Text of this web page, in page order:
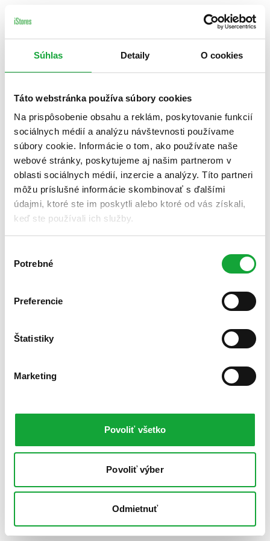
Súhlas Detaily O cookies
Táto webstránka používa súbory cookies
Na prispôsobenie obsahu a reklám, poskytovanie funkcií
sociálnych médií a analýzu návštevnosti používame
súbory cookie. Informácie o tom, ako používate naše
webové stránky, poskytujeme aj našim partnerom v
oblasti sociálnych médií, inzercie a analýzy. Títo partneri
môžu príslušné informácie skombinovať s ďalšími
údajmi, ktoré ste im poskytli alebo ktoré od vás získali,
keď ste používali ich služby.
súhlasu
Potrebné
Preferencie
Štatistiky
Marketing
Povoliť všetko
Povoliť výber
Odmietnuť